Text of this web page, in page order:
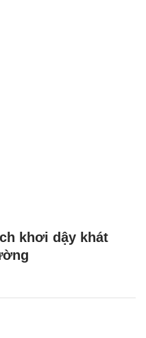
khơi dậy khát